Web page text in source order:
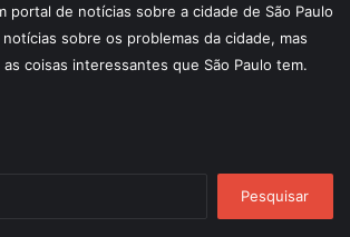
portal de notícias sobre a cidade de São Paulo
sobre os problemas da cidade, mas
coisas interessantes que São Paulo tem.